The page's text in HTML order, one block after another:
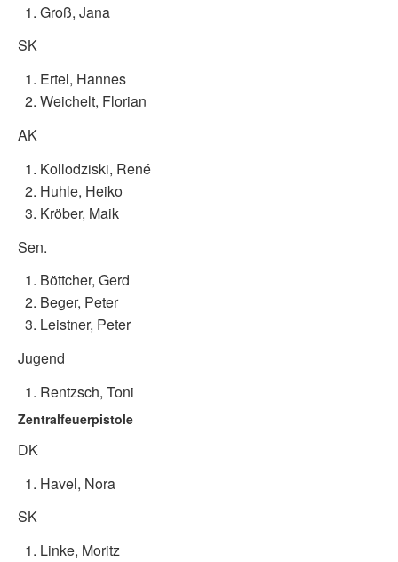
Groß, Jana
SK
Ertel, Hannes
Weichelt, Florian
AK
Kollodziski, René
Huhle, Heiko
Kröber, Maik
Sen.
Böttcher, Gerd
Beger, Peter
Leistner, Peter
Jugend
Rentzsch, Toni
Zentralfeuerpistole
DK
Havel, Nora
SK
Linke, Moritz